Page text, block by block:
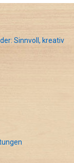
Sinnvoll, kreativ